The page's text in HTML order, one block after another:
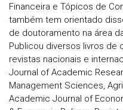
Financeira e Tópicos de
também tem orientado
de doutoramento na área
Publicou diversos livros de
revistas nacionais e
Journal of Academic
Management Sciences,
Academic Journal of